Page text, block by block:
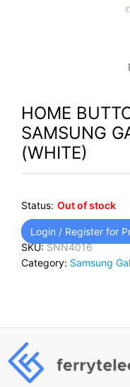
HOME
SAMSUNG
(WHITE)
Status: Out of stock
Login / Register for
SKU:SNN4016
Category: Samsung